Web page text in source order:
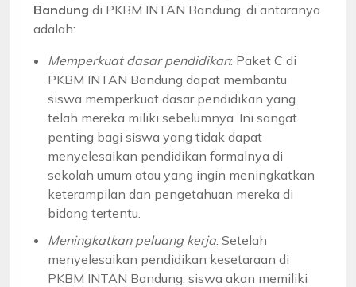
Bandung di PKBM INTAN Bandung, di antaranya
adalah:
Memperkuat dasar pendidikan: Paket C di
PKBM INTAN Bandung dapat membantu
siswa memperkuat dasar pendidikan yang
telah mereka miliki sebelumnya. Ini sangat
penting bagi siswa yang tidak dapat
menyelesaikan pendidikan formalnya di
sekolah umum atau yang ingin meningkatkan
keterampilan dan pengetahuan mereka di
bidang tertentu.
Meningkatkan peluang kerja: Setelah
menyelesaikan pendidikan kesetaraan di
PKBM INTAN Bandung, siswa akan memiliki